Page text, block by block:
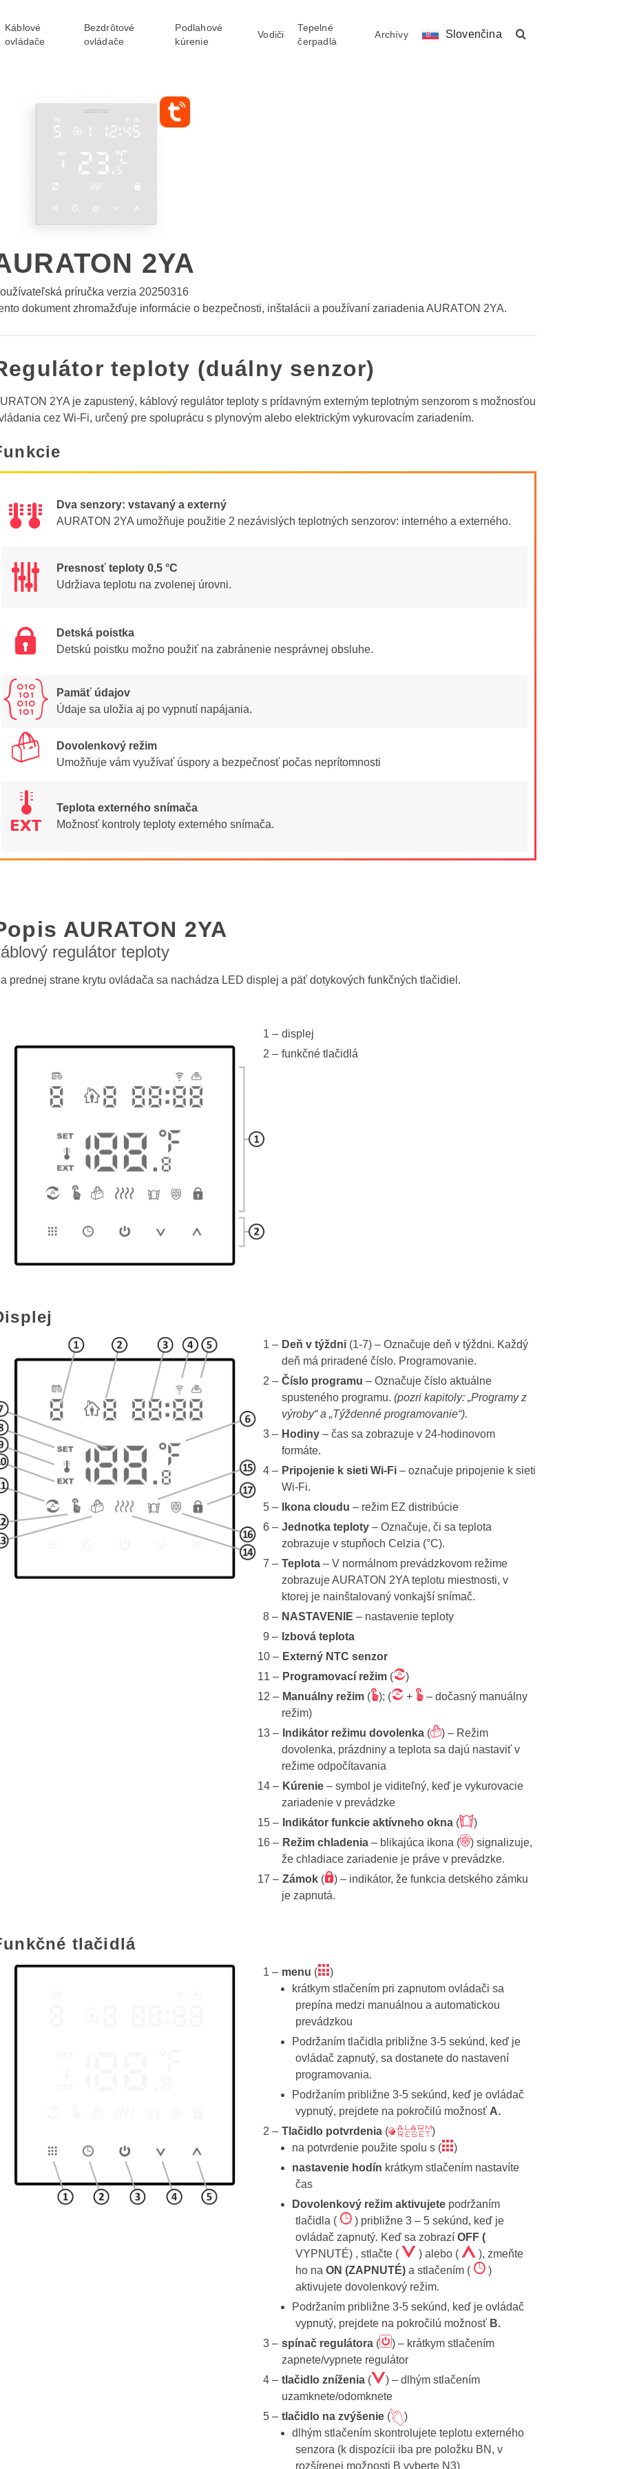
Káblové
ovládače
Bezdrôtové
ovládače
Podlahové
kúrenie
Vodiči
Tepelné
čerpadlá
Archívy Slovenčina
2YA
príručka verzia 20250316
dokument zhromažďuje informácie o bezpečnosti, inštalácii a používaní zariadenia AURATON 2YA.
teploty (duálny senzor)
2YA je zapustený, káblový regulátor teploty s prídavným externým teplotným senzorom s možnosťou
cez Wi-Fi, určený pre spoluprácu s plynovým alebo elektrickým vykurovacím zariadením.
ææ
Dva senzory: vstavaný a externý
AURATON 2YA umožňuje použitie 2 nezávislých teplotných senzorov: interného a externého.
Presnosť teploty 0,5 °C
Udržiava teplotu na zvolenej úrovni.
Î
Detská poistka
Detskú poistku možno použiť na zabránenie nesprávnej obsluhe.
]
Pamäť údajov
Údaje sa uložia aj po vypnutí napájania.
õ
Dovolenkový režim
Umožňuje vám využívať úspory a bezpečnosť počas neprítomnosti
é
Teplota externého snímača
Možnosť kontroly teploty externého snímača.
AURATON 2YA
regulátor teploty
prednej strane krytu ovládača sa nachádza LED displej a päť dotykových funkčných tlačidiel.
displej
funkčné tlačidlá
Deň v týždni (1-7) – Označuje deň v týždni. Každý
deň má priradené číslo. Programovanie.
Číslo programu – Označuje číslo aktuálne
spusteného programu. (pozri kapitoly: „Programy z
výroby“ a „Týždenné programovanie“).
Hodiny – čas sa zobrazuje v 24-hodinovom
formáte.
Pripojenie k sieti Wi-Fi – označuje pripojenie k sieti
Wi-Fi.
Ikona cloudu – režim EZ distribúcie
Jednotka teploty – Označuje, či sa teplota
zobrazuje v stupňoch Celzia (°C).
Teplota – V normálnom prevádzkovom režime
zobrazuje AURATON 2YA teplotu miestnosti, v
ktorej je nainštalovaný vonkajší snímač.
NASTAVENIE – nastavenie teploty
Izbová teplota
Externý NTC senzor
Programovací režim (Ü)
Manuálny režim (Ö); (Ü + Ö – dočasný manuálny
režim)
Indikátor režimu dovolenka (õ) – Režim
dovolenka, prázdniny a teplota sa dajú nastaviť v
režime odpočítavania
Kúrenie – symbol je viditeľný, keď je vykurovacie
zariadenie v prevádzke
Indikátor funkcie aktívneho okna (÷)
Režim chladenia – blikajúca ikona (â) signalizuje,
že chladiace zariadenie je práve v prevádzke.
Zámok (Î) – indikátor, že funkcia detského zámku
je zapnutá.
tlačidlá
menu (ë)
krátkym stlačením pri zapnutom ovládači sa
prepína medzi manuálnou a automatickou
prevádzkou
Podržaním tlačidla približne 3-5 sekúnd, keď je
ovládač zapnutý, sa dostanete do nastavení
programovania.
Podržaním približne 3-5 sekúnd, keď je ovládač
vypnutý, prejdete na pokročilú možnosť A.
Tlačidlo potvrdenia (K)
na potvrdenie použite spolu s (ë)
nastavenie hodín krátkym stlačením nastavíte
čas
Dovolenkový režim aktivujete podržaním
tlačidla ( Ê ) približne 3 – 5 sekúnd, keď je
ovládač zapnutý. Keď sa zobrazí OFF (
VYPNUTÉ) , stlačte ( Á ) alebo ( Â ), zmeňte
ho na ON (ZAPNUTÉ) a stlačením ( Ê )
aktivujete dovolenkový režim.
Podržaním približne 3-5 sekúnd, keď je ovládač
vypnutý, prejdete na pokročilú možnosť B.
spínač regulátora (ã) – krátkym stlačením
zapnete/vypnete regulátor
tlačidlo zníženia (Á) – dlhým stlačením
uzamknete/odomknete
tlačidlo na zvýšenie (A)
dlhým stlačením skontrolujete teplotu externého
senzora (k dispozícii iba pre položku BN, v
rozšírenej možnosti B vyberte N3)